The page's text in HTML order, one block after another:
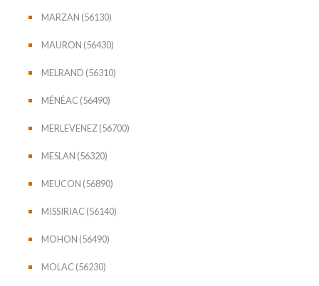
MARZAN (56130)
MAURON (56430)
MELRAND (56310)
MÉNÉAC (56490)
MERLEVENEZ (56700)
MESLAN (56320)
MEUCON (56890)
MISSIRIAC (56140)
MOHON (56490)
MOLAC (56230)